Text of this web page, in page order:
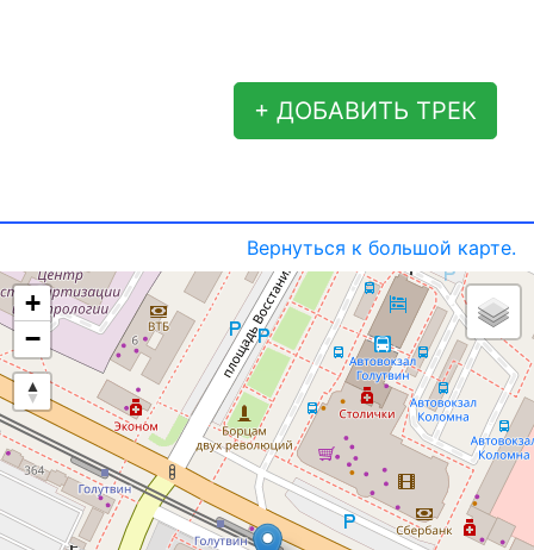
+ ДОБАВИТЬ ТРЕК
Вернуться к большой карте.
+
−